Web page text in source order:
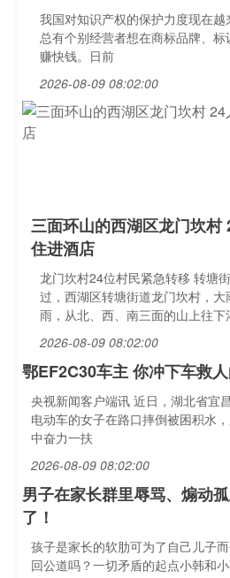
我国对知识产权的保护力度现在越
总有个别经营者想在商标品牌、标
赚快钱。日前
2026-08-09 08:02:00
三面环山的西湖区龙门坎村
住进酒店
龙门坎村24位村民紧急转移 转塘
过，西湖区转塘街道龙门坎村，
雨，从北、西、南三面的山上往下
2026-08-09 08:02:00
鄂EF2C30车主 你冲下车救
央视新闻客户端讯 近日，湖北省宜
电动车的女子在路口摔倒被困积水
中奋力一扶
2026-08-09 08:02:00
男子在家长群里辱骂、煽动
了！
孩子是家长的软肋可为了自己儿子
回公道吗？一切矛盾的起点小韩和